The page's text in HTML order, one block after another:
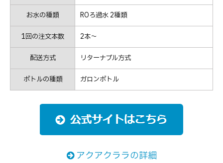
お水の種類 ROろ過水 2種類
1回の注文本数 2本～
配送方式 リターナブル方式
ボトルの種類 ガロンボトル
アクアクララの詳細